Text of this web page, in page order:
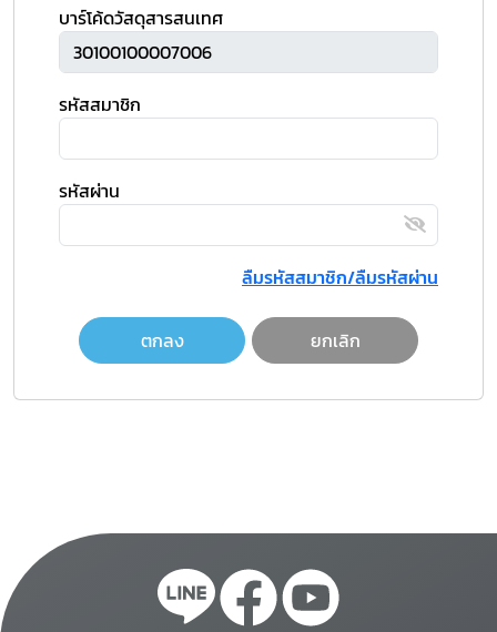
บาร์โค้ดวัสดุสารสนเทศ
รหัสสมาชิก
รหัสผ่าน
ลืมรหัสสมาชิก/ลืมรหัสผ่าน
ตกลง ยกเลิก